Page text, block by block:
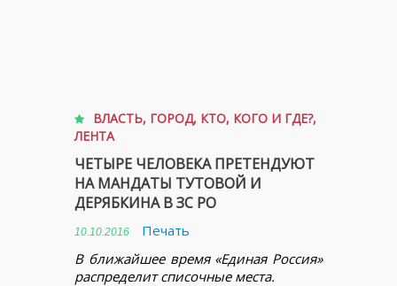
ВЛАСТЬ, ГОРОД, КТО, КОГО И ГДЕ?,
ЛЕНТА
ЧЕТЫРЕ ЧЕЛОВЕКА ПРЕТЕНДУЮТ
НА МАНДАТЫ ТУТОВОЙ И
ДЕРЯБКИНА В ЗС РО
10.10.2016
Печать
В ближайшее время «Единая Россия»
распределит списочные места.